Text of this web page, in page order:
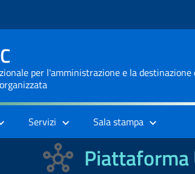
per l'amministrazione e la
Servizi Sala stampa
Piattaforma